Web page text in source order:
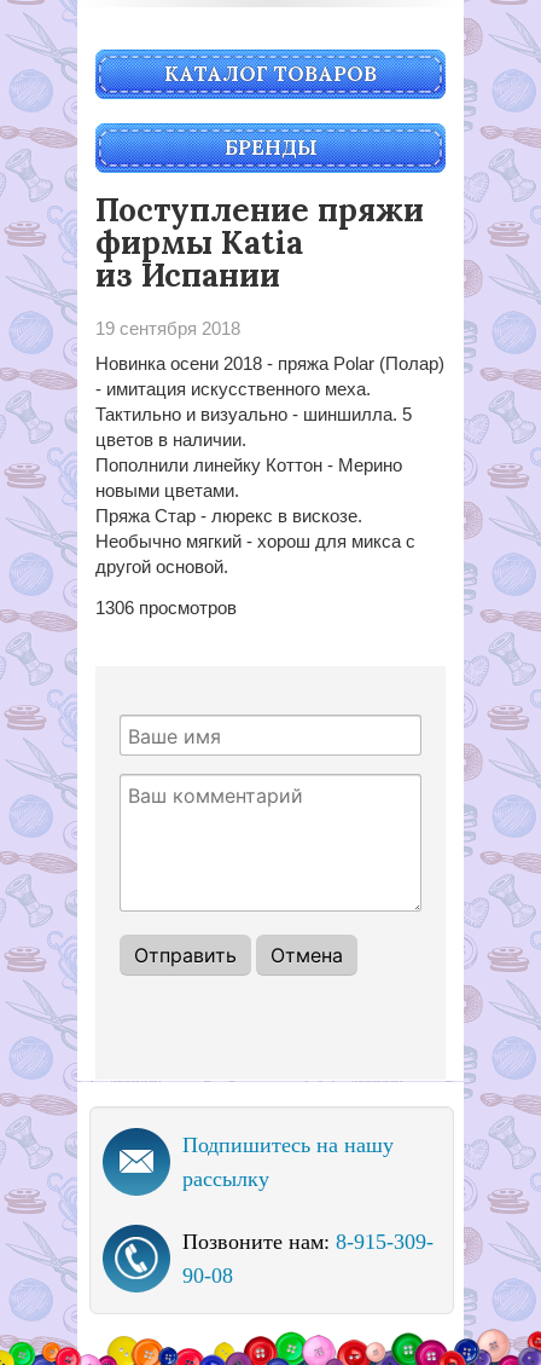
КАТАЛОГ ТОВАРОВ
БРЕНДЫ
Поступление пряжи
фирмы Katia
из Испании
19 сентября 2018
Новинка осени 2018 - пряжа Polar (Полар)
- имитация искусственного меха.
Тактильно и визуально - шиншилла. 5
цветов в наличии.
Пополнили линейку Коттон - Мерино
новыми цветами.
Пряжа Стар - люрекс в вискозе.
Необычно мягкий - хорош для микса с
другой основой.
1306 просмотров
Подпишитесь на нашу
рассылку
Позвоните нам: 8-915-309-
90-08